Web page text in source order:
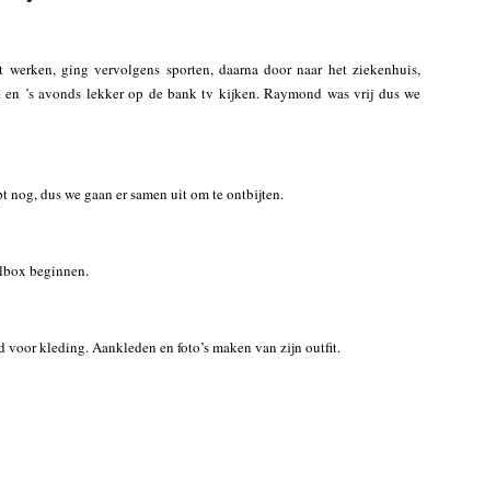
ging vervolgens sporten, daarna door naar het ziekenhuis,
’s avonds lekker op de bank tv kijken. Raymond was vrij dus we
dus we gaan er samen uit om te ontbijten.
beginnen.
kleding. Aankleden en foto’s maken van zijn outfit.